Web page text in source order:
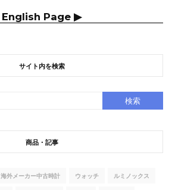
English Page ▶
サイト内を検索
商品・記事
海外メーカー中古時計 ウォッチ ルミノックス